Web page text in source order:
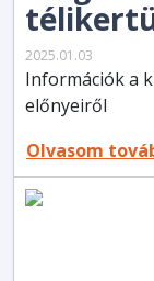
2025.01.03
Információk a
előnyeiről
Olvasom